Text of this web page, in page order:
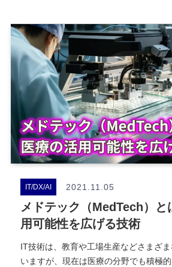
IT/DX/AI 2021.11.05
メドテック（MedTech）と
用可能性を広げる技術
IT技術は、教育や工場生産などさまざ
いますが、現在は医療の分野でも積極